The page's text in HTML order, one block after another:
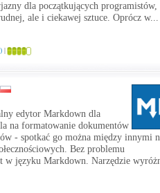
dla początkujących programistów,
ale i ciekawej sztuce. Oprócz
|
edytor Markdown dla
na formatowanie dokumentów
- spotkać go można między innymi
Bez problemu
w języku Markdown. Narzędzie